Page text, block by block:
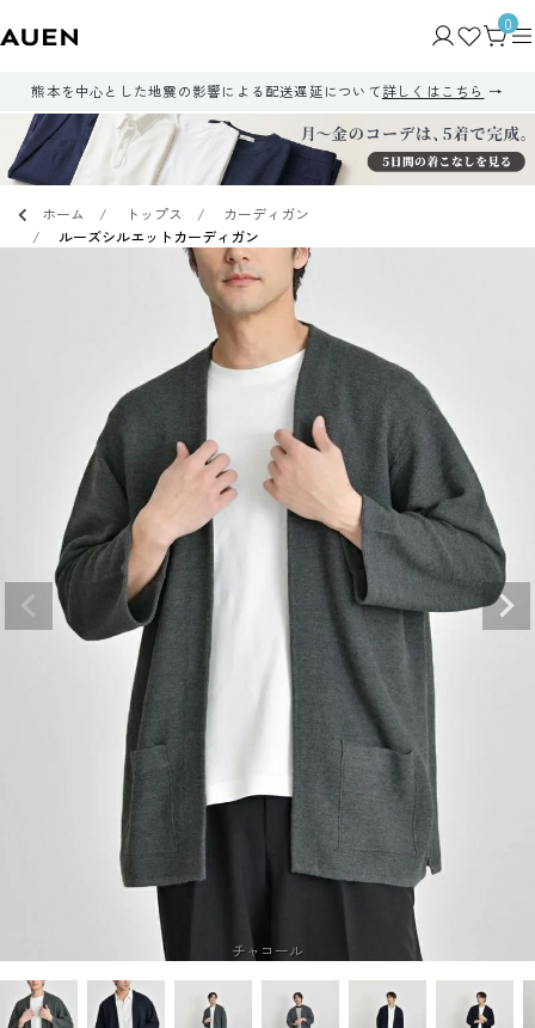
0
熊本を中心とした地震の影響による配送遅延について詳しくはこちら
ホーム トップス
カーディガン
ルーズシルエットカーディガン
チャコール